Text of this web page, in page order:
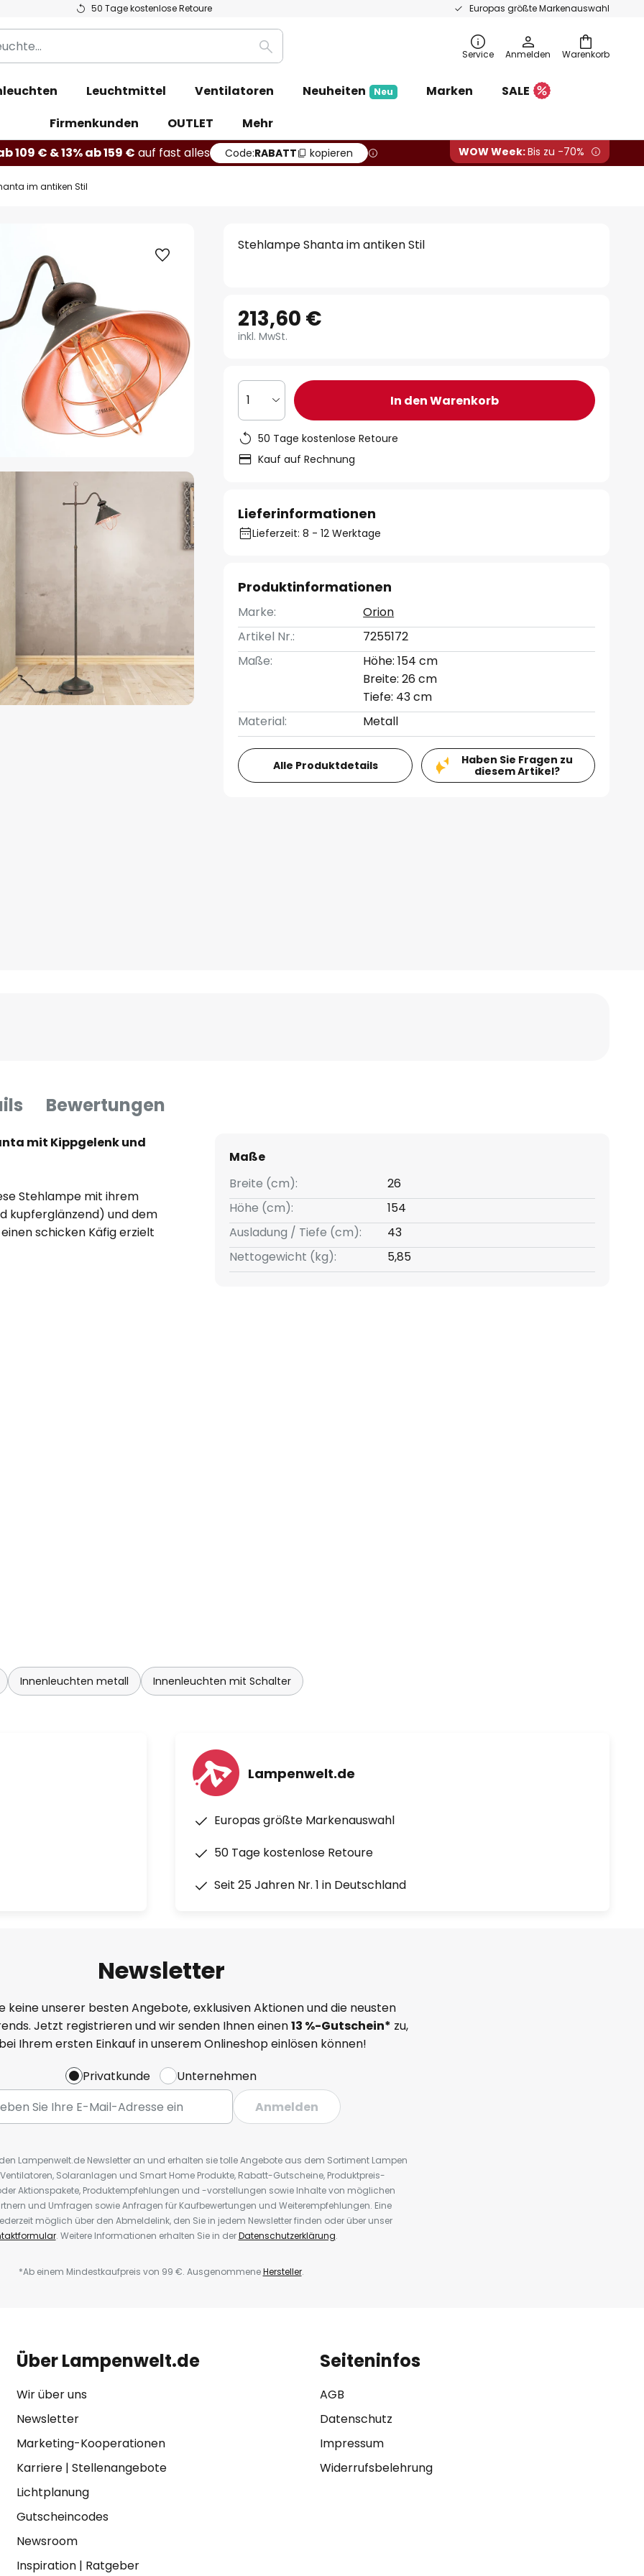
50 Tage kostenlose Retoure Europas größte Markenauswahl
Warenkorb
Suche Service Anmelden
Leuchtmittel Ventilatoren Neuheiten Neu Marken
SALE
Firmenkunden
OUTLET
Mehr
109 € & 13% ab 159 € auf fast alles Code:RABATT kopieren WOW Week:Bis zu -70%
im antiken Stil
Stehlampe Shanta im antiken Stil
213,60 €
inkl. MwSt.
1 In den Warenkorb
50 Tage kostenlose Retoure
Kauf auf Rechnung
Lieferinformationen
Lieferzeit: 8 - 12 Werktage
Produktinformationen
Marke:
Orion
Artikel Nr.:
7255172
Maße:
Höhe: 154 cm
Breite: 26 cm
Tiefe: 43 cm
Material:
Metall
Alle Produktdetails
Haben Sie Fragen zu
diesem Artikel?
Bewertungen
mit Kippgelenk und
Stehlampe mit ihrem
kupferglänzend) und dem
schicken Käfig erzielt
Maße
Breite (cm):
26
Höhe (cm):
154
Ausladung / Tiefe (cm):
43
Nettogewicht (kg):
5,85
Innenleuchten metall Innenleuchten mit Schalter
Lampenwelt.de
Europas größte Markenauswahl
50 Tage kostenlose Retoure
Seit 25 Jahren Nr. 1 in Deutschland
Newsletter
keine unserer besten Angebote, exklusiven Aktionen und die neusten
Jetzt registrieren und wir senden Ihnen einen13 %-Gutschein* zu,
Ihrem ersten Einkauf in unserem Onlineshop einlösen können!
Privatkunde
Unternehmen
Anmelden
Lampenwelt.de Newsletter an und erhalten sie tolle Angebote aus dem Sortiment Lampen
Solaranlagen und Smart Home Produkte, Rabatt-Gutscheine, Produktpreis-
Aktionspakete, Produktempfehlungen und -vorstellungen sowie Inhalte von möglichen
und Umfragen sowie Anfragen für Kaufbewertungen und Weiterempfehlungen. Eine
möglich über den Abmeldelink, den Sie in jedem Newsletter finden oder über unser
. Weitere Informationen erhalten Sie in derDatenschutzerklärung.
*Ab einem Mindestkaufpreis von 99 €. AusgenommeneHersteller.
Über Lampenwelt.de
Wir über uns
Newsletter
Marketing-Kooperationen
Karriere| Stellenangebote
Lichtplanung
Gutscheincodes
Newsroom
Inspiration| Ratgeber
Seiteninfos
AGB
Datenschutz
Impressum
Widerrufsbelehrung